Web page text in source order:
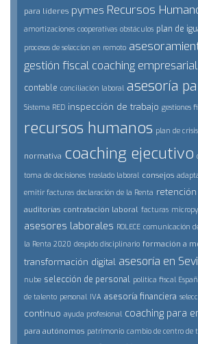
para líderes pymes Recursos
amortizaciones cooperativas obstáculos plan de
procesos de seleccion en remoto
gestión fiscal coaching empresarial
contable conciliación laboral asesoría
Sistema RED inspección de trabajo gestiones
recursos humanos plan de crisis
normativa coaching ejecutivo
toma de decisiones traslado laboral consejos
emitir facturas declaración de la Renta
auditorías contratación laboral facturas
asesores laborales ROLECE comunicación
la Renta 2020 despido disciplinario formación a
transformación digital asesoría en
nube selección de personal politica fiscal
de talento personal IVA asesoría financiera
continuo ayuda profesional coaching para
para autónomos patrimonio cambio de centro de